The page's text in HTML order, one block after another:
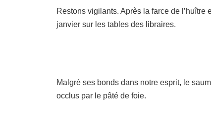
Restons vigilants. Après la farce de l’huître
janvier sur les tables des libraires.
Malgré ses bonds dans notre esprit, le
occlus par le pâté de foie.